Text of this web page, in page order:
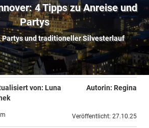
ESIM
REISEBLOG
4 Tipps zu Anreise und
Partys
Partys und traditioneller Silvesterlauf
Autorin: Regina
von: Luna
Veröffentlicht: 27.10.25